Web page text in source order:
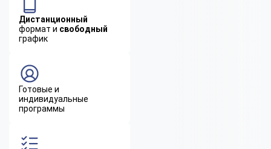
Дистанционный
формат и свободный
график
Готовые и
индивидуальные
программы